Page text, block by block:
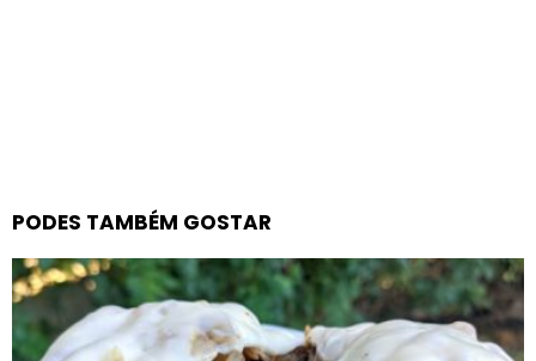
PODES TAMBÉM GOSTAR